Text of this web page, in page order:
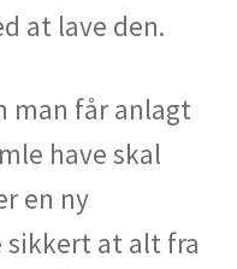
at lave den.
man får anlagt
have skal
en ny
at alt fra